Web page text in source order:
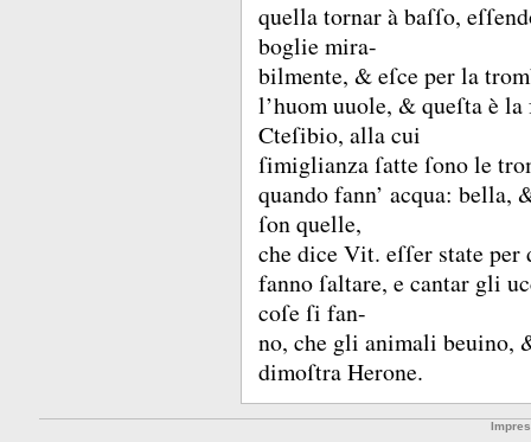
quella tornar à baſſo,
boglie mira-
bilmente, &eſce per la
l’huom uuole, &queſta è
Cteſibio, alla cui
ſimiglianza ſatte ſono le
quando fann’ acqua: bella,
ſon quelle,
che dice Vit. eſſer state
fanno ſaltare, e cantar gli
coſe ſi fan-
no, che gli animali beuino,
dimoſtra Herone.